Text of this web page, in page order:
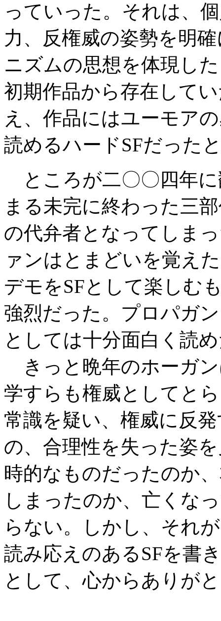
っていった。それは、
力、反権威の姿勢を明
ニズムの思想を体現し
初期作品から存在して
え、作品にはユーモア
読めるハードSFだった
ところが二〇〇四年
まる未完に終わった三
の代弁者となってしま
ァンはとまどいを覚え
デモをSFとして楽しむ
強烈だった。プロパガ
としては十分面白く読
きっと晩年のホーガ
学すらも権威としてと
常識を疑い、権威に反
の、合理性を失った姿
時的なものだったのか
しまったのか、亡くな
らない。しかし、それ
読み応えのあるSFを書
として、心からありが